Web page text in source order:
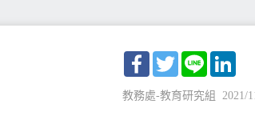
Facebook
TwitterLine
教務處-教育研究組 2021/